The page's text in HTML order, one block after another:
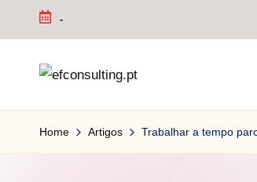
Skip
-
f
Home Artigos Trabalhar a tempo